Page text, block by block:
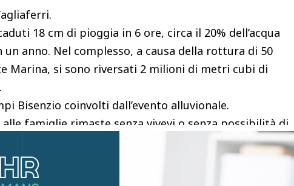
18 cm di pioggia in 6 ore, circa il 20% dell’acqua
un anno. Nel complesso, a causa della rottura di 50
Marina, si sono riversati 2 milioni di metri cubi di
Bisenzio coinvolti dall’evento alluvionale.
famiglie rimaste senza vivevi o senza possibilità di
le cabine raggiungibili, in attesa che l’acqua,
defluisca liberando le altre.